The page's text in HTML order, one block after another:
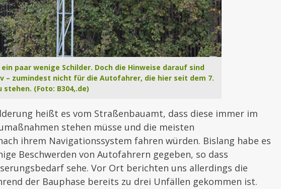
paar wenige Schilder. Doch die Hinweise darauf sind
– zumindest nicht für die Autofahrer, die hier seit dem 7.
(Foto: B304,.de)
heißt es vom Straßenbauamt, dass diese immer im
stehen müsse und die meisten
ihrem Navigationssystem fahren würden. Bislang habe es
Beschwerden von Autofahrern gegeben, so dass
sehe. Vor Ort berichten uns allerdings die
der Bauphase bereits zu drei Unfällen gekommen ist.